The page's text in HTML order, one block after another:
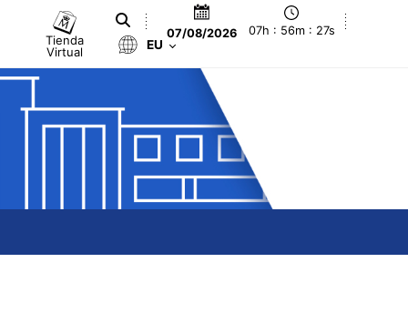
Tienda
Virtual
07/08/2026 07h : 56m : 28s
EU